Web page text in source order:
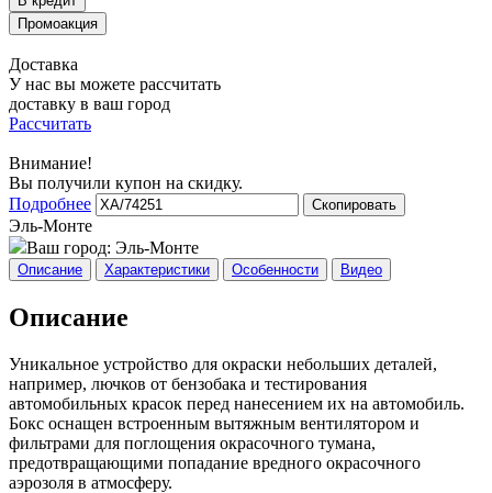
Доставка
У нас вы можете рассчитать
доставку в ваш город
Рассчитать
Внимание!
Вы получили купон на скидку.
Подробнее
Скопировать
Эль-Монте
Ваш город: Эль-Монте
Описание Характеристики Особенности Видео
Описание
Уникальное устройство для окраски небольших деталей,
например, лючков от бензобака и тестирования
автомобильных красок перед нанесением их на автомобиль.
Бокс оснащен встроенным вытяжным вентилятором и
фильтрами для поглощения окрасочного тумана,
предотвращающими попадание вредного окрасочного
аэрозоля в атмосферу.